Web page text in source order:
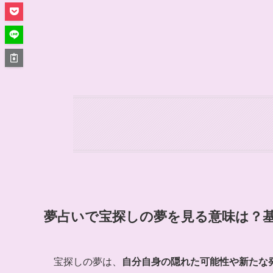
夢占いで宝探しの夢を見る意味は？
宝探しの夢は、 自分自身の隠れた可能性や新たな